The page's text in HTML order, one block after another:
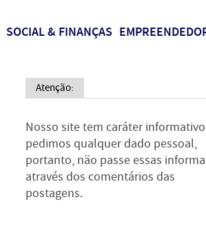
SOCIAL & FINANÇAS
Atenção:
Nosso site tem caráter
pedimos qualquer dado pessoal,
portanto, não passe essas
através dos comentários das
postagens.